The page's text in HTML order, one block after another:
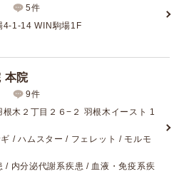
5件
4-1-14 WIN駒場1F
本院
9件
根木２丁目２６−２ 羽根木イースト 1
/ ハムスター / フェレット / モルモ
/ 内分泌代謝系疾患 / 血液・免疫系疾